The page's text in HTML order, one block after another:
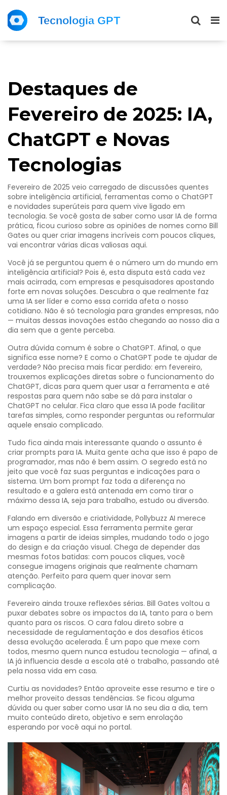
Destaques de
Fevereiro de 2025: IA,
ChatGPT e Novas
Tecnologias
Fevereiro de 2025 veio carregado de discussões quentes
sobre inteligência artificial, ferramentas como o ChatGPT
e novidades superúteis para quem vive ligado em
tecnologia. Se você gosta de saber como usar IA de forma
prática, ficou curioso sobre as opiniões de nomes como Bill
Gates ou quer criar imagens incríveis com poucos cliques,
vai encontrar várias dicas valiosas aqui.
Você já se perguntou quem é o número um do mundo em
inteligência artificial? Pois é, esta disputa está cada vez
mais acirrada, com empresas e pesquisadores apostando
forte em novas soluções. Descubra o que realmente faz
uma IA ser líder e como essa corrida afeta o nosso
cotidiano. Não é só tecnologia para grandes empresas, não
— muitas dessas inovações estão chegando ao nosso dia a
dia sem que a gente perceba.
Outra dúvida comum é sobre o ChatGPT. Afinal, o que
significa esse nome? E como o ChatGPT pode te ajudar de
verdade? Não precisa mais ficar perdido: em fevereiro,
trouxemos explicações diretas sobre o funcionamento do
ChatGPT, dicas para quem quer usar a ferramenta e até
respostas para quem não sabe se dá para instalar o
ChatGPT no celular. Fica claro que essa IA pode facilitar
tarefas simples, como responder perguntas ou reformular
aquele ensaio complicado.
Tudo fica ainda mais interessante quando o assunto é
criar prompts para IA. Muita gente acha que isso é papo de
programador, mas não é bem assim. O segredo está no
jeito que você faz suas perguntas e indicações para o
sistema. Um bom prompt faz toda a diferença no
resultado e a galera está antenada em como tirar o
máximo dessa IA, seja para trabalho, estudo ou diversão.
Falando em diversão e criatividade, Pollybuzz AI merece
um espaço especial. Essa ferramenta permite gerar
imagens a partir de ideias simples, mudando todo o jogo
do design e da criação visual. Chega de depender das
mesmas fotos batidas: com poucos cliques, você
consegue imagens originais que realmente chamam
atenção. Perfeito para quem quer inovar sem
complicação.
Fevereiro ainda trouxe reflexões sérias. Bill Gates voltou a
puxar debates sobre os impactos da IA, tanto para o bem
quanto para os riscos. O cara falou direto sobre a
necessidade de regulamentação e dos desafios éticos
dessa evolução acelerada. É um papo que mexe com
todos, mesmo quem nunca estudou tecnologia — afinal, a
IA já influencia desde a escola até o trabalho, passando até
pela nossa vida em casa.
Curtiu as novidades? Então aproveite esse resumo e tire o
melhor proveito dessas tendências. Se ficou alguma
dúvida ou quer saber como usar IA no seu dia a dia, tem
muito conteúdo direto, objetivo e sem enrolação
esperando por você aqui no portal.